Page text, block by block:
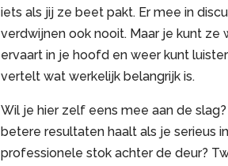
iets als jij ze beet pakt. Er mee in
verdwijnen ook nooit. Maar je kunt ze
ervaart in je hoofd en weer kunt
vertelt wat werkelijk belangrijk is.
Wil je hier zelf eens mee aan de
betere resultaten haalt als je serieus
professionele stok achter de deur?